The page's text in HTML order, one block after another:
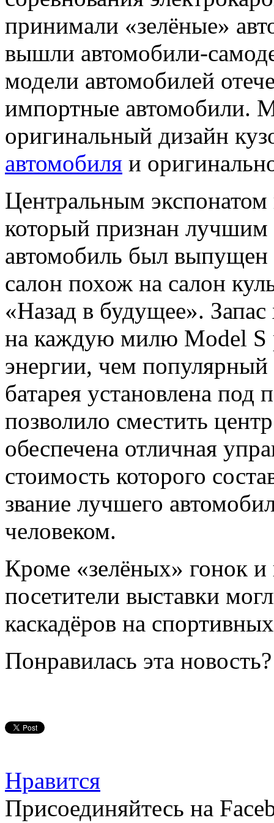
принимали «зелёные»
вышли автомобили-
модели автомобилей
импортные автомобили.
оригинальный дизайн
автомобиля и
Центральным экспонатом
который признан лучшим
автомобиль был выпущен
салон похож на салон
«Назад в будущее».
на каждую милю Model S
энергии, чем
батарея установлена под
позволило сместить
обеспечена отличная
стоимость которого
звание лучшего
человеком.
Кроме «зелёных» гонок и
посетители выставки
каскадёров на
Понравилась эта
Нравится
Присоединяйтесь на